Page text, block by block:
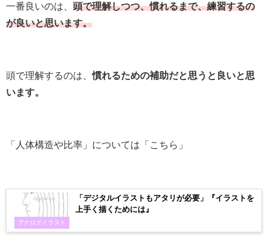
一番良いのは、 頭で理解しつつ、慣れるまで、練習するの
が良いと思います。
頭で理解するのは、慣れるための補助だと思うと良いと思
います。
「人体構造や比率」については「こちら」
アナログイラスト
「デジタルイラストもアタリが必要」『イラストを
上手く描くためには』